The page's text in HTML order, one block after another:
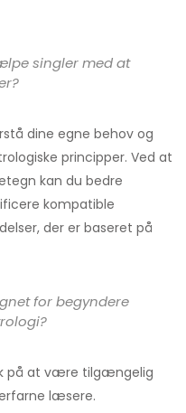
singler med at
dine egne behov og
principper. Ved at
kan du bedre
kompatible
der er baseret på
for begyndere
på at være tilgængelig
læsere.